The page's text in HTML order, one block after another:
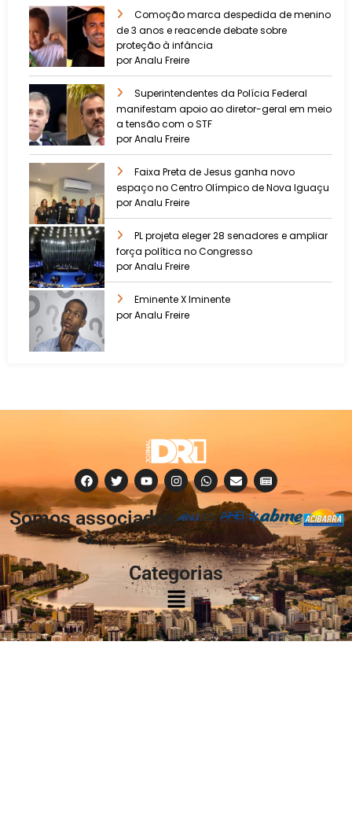
Comoção marca despedida de menino
de 3 anos e reacende debate sobre
proteção à infância
por Analu Freire
Superintendentes da Polícia Federal
manifestam apoio ao diretor-geral em meio
a tensão com o STF
por Analu Freire
Faixa Preta de Jesus ganha novo
espaço no Centro Olímpico de Nova Iguaçu
por Analu Freire
PL projeta eleger 28 senadores e ampliar
força política no Congresso
por Analu Freire
Eminente X Iminente
por Analu Freire
Somos associados
à:
Categorias